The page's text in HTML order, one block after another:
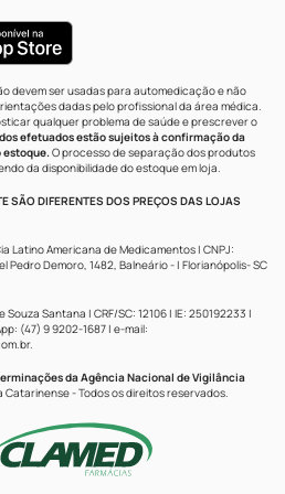
devem ser usadas para automedicação e não
dadas pelo profissional da área médica.
qualquer problema de saúde e prescrever o
efetuados estão sujeitos à confirmação da
estoque.O processo de separação dos produtos
da disponibilidade do estoque em loja.
SÃO DIFERENTES DOS PREÇOS DAS LOJAS
Cia Latino Americana de Medicamentos | CNPJ:
Pedro Demoro, 1482, Balneário - | Florianópolis- SC
Santana | CRF/SC: 12106 | IE: 250192233 |
(47) 9 9202-1687 | e-mail:
.
da Agência Nacional de Vigilância
- Todos os direitos reservados.